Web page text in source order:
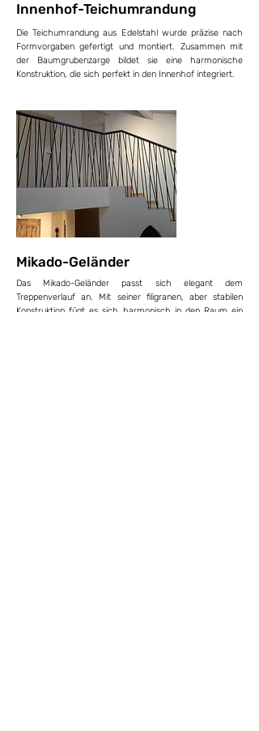
Innenhof-Teichumrandung
Die Teichumrandung aus Edelstahl wurde präzise nach
Formvorgaben gefertigt und montiert. Zusammen mit
der Baumgrubenzarge bildet sie eine harmonische
Konstruktion, die sich perfekt in den Innenhof integriert.
Mikado-Geländer
Das Mikado-Geländer passt sich elegant dem
Treppenverlauf an. Mit seiner filigranen, aber stabilen
Konstruktion fügt es sich harmonisch in den Raum ein